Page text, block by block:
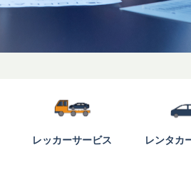
レッカーサービス レンタカ